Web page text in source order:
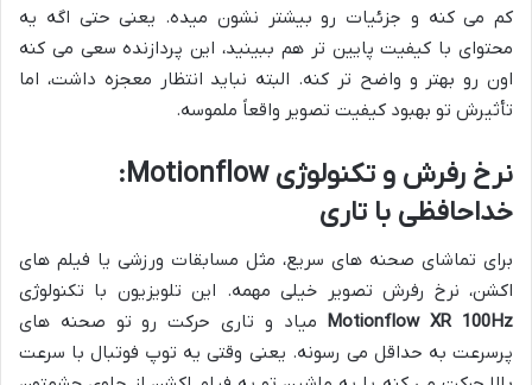
کم می کنه و جزئیات رو بیشتر نشون میده. یعنی حتی اگه یه
محتوای با کیفیت پایین تر هم ببینید، این پردازنده سعی می کنه
اون رو بهتر و واضح تر کنه. البته نباید انتظار معجزه داشت، اما
تأثیرش تو بهبود کیفیت تصویر واقعاً ملموسه.
نرخ رفرش و تکنولوژی Motionflow:
خداحافظی با تاری
برای تماشای صحنه های سریع، مثل مسابقات ورزشی یا فیلم های
اکشن، نرخ رفرش تصویر خیلی مهمه. این تلویزیون با تکنولوژی
Motionflow XR 100Hz میاد و تاری حرکت رو تو صحنه های
پرسرعت به حداقل می رسونه. یعنی وقتی یه توپ فوتبال با سرعت